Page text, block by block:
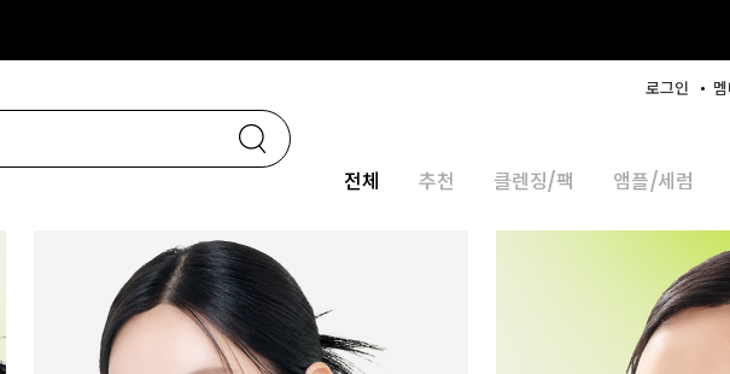
로그인
전체 추천 클렌징/팩 앰플/세럼